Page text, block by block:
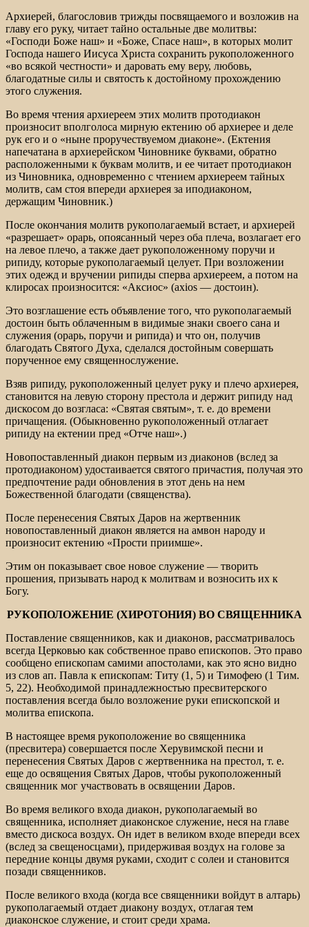
Архиерей, благословив трижды посвящаемого и возложив на
главу его руку, читает тайно остальные две молитвы:
«Господи Боже наш» и «Боже, Спасе наш», в которых молит
Господа нашего Иисуса Христа сохранить рукоположенного
«во всякой честности» и даровать ему веру, любовь,
благодатные силы и святость к достойному прохождению
этого служения.
Во время чтения архиереем этих молитв протодиакон
произносит вполголоса мирную ектению об архиерее и деле
рук его и о «ныне проручествуемом диаконе». (Ектения
напечатана в архиерейском Чиновнике буквами, обратно
расположенными к буквам молитв, и ее читает протодиакон
из Чиновника, одновременно с чтением архиереем тайных
молитв, сам стоя впереди архиерея за иподиаконом,
держащим Чиновник.)
После окончания молитв рукополагаемый встает, и архиерей
«разрешает» орарь, опоясанный через оба плеча, возлагает его
на левое плечо, а также дает рукоположенному поручи и
рипиду, которые рукополагаемый целует. При возложении
этих одежд и вручении рипиды сперва архиереем, а потом на
клиросах произносится: «Аксиос» (axios — достоин).
Это возглашение есть объявление того, что рукополагаемый
достоин быть облаченным в видимые знаки своего сана и
служения (орарь, поручи и рипида) и что он, получив
благодать Святого Духа, сделался достойным совершать
порученное ему священнослужение.
Взяв рипиду, рукоположенный целует руку и плечо архиерея,
становится на левую сторону престола и держит рипиду над
дискосом до возгласа: «Святая святым», т. е. до времени
причащения. (Обыкновенно рукоположенный отлагает
рипиду на ектении пред «Отче наш».)
Новопоставленный диакон первым из диаконов (вслед за
протодиаконом) удостаивается святого причастия, получая это
предпочтение ради обновления в этот день на нем
Божественной благодати (священства).
После перенесения Святых Даров на жертвенник
новопоставленный диакон является на амвон народу и
произносит ектению «Прости приимше».
Этим он показывает свое новое служение — творить
прошения, призывать народ к молитвам и возносить их к
Богу.
РУКОПОЛОЖЕНИЕ (ХИРОТОНИЯ) ВО СВЯЩЕННИКА
Поставление священников, как и диаконов, рассматривалось
всегда Церковью как собственное право епископов. Это право
сообщено епископам самими апостолами, как это ясно видно
из слов ап. Павла к епископам: Титу (1, 5) и Тимофею (1 Тим.
5, 22). Необходимой принадлежностью пресвитерского
поставления всегда было возложение руки епископской и
молитва епископа.
В настоящее время рукоположение во священника
(пресвитера) совершается после Херувимской песни и
перенесения Святых Даров с жертвенника на престол, т. е.
еще до освящения Святых Даров, чтобы рукоположенный
священник мог участвовать в освящении Даров.
Во время великого входа диакон, рукополагаемый во
священника, исполняет диаконское служение, неся на главе
вместо дискоса воздух. Он идет в великом входе впереди всех
(вслед за свещеносцами), придерживая воздух на голове за
передние концы двумя руками, сходит с солеи и становится
позади священников.
После великого входа (когда все священники войдут в алтарь)
рукополагаемый отдает диакону воздух, отлагая тем
диаконское служение, и стоит среди храма.